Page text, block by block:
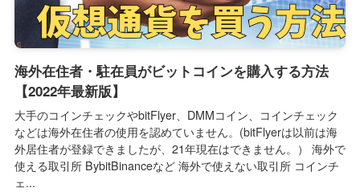
海外在住者・駐在員がビットコインを購入する方法
【2022年最新版】
大手のコインチェックやbitFlyer、DMMコイン、コインチェック
などは海外在住者の使用を認めていません。(bitFlyerは以前は海
外居住者が登録できましたが、21年現在はできません。） 海外で
使える取引所 BybitBinanceなど 海外で使えない取引所 コインチ
ェ...